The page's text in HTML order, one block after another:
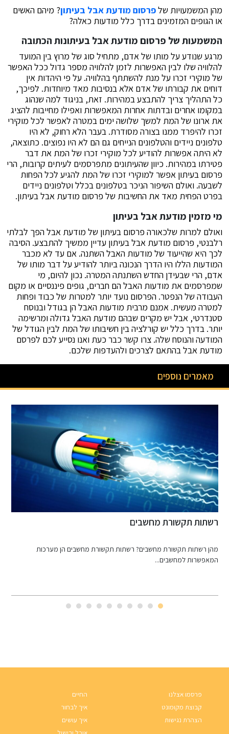
מהן המשמעויות שלפרסום מודעת אבל בעיתון? מיהם האשים
או הגופים המזמינים בדרך כלל מודעות כאלה?
המשמעות של פרסום מודעת אבל בעיתונות הכתובה
מרגע שנודע על מותו של אדם, מתחיל סוג של מרוץ בין המועד
להלוויה שלו לבין האפשרות לזמן להלוויה מספר גדול ככל האפשר
של מוקירי זכרו על מנת להשתתף בהלוויה. על פי היהדות אין
דוחים את קבורתו של אדם אלא בנסיבות מאד מיוחדות. לפיכך,
כל התהליך צריך להתבצע במהירות. זאת, בניגוד למה שנהוג
במקומו אחרים ובדתות אחרות המאפשרות ואפילו מחייבות להציג
את ארונו של המת למשך שלושה ימים במטרה לאפשר לכל מוקירי
זכרו להיפרד ממנו בצורה מסודרת. בעבר הלא רחוק, לא היו
טלפונים ניידים והטלפונים הנייחים גם הם לא היו נפוצים. כתוצאה,
לא היתה אפשרות להודיע לכל מוקירי זכרו של המת את דבר
פטירתו במהירות. כיוון שהעיתונים מתפרסמים לעיתים קרובות, הרי
פרסום בעיתון אפשר למוקירי זכרו של המת להגיע לכל הפחות
לשבעה. ואולם השיפור הניכר בטלפונים בכלל וטלפונים ניידים
בפרט הפחית מאד את החשיבות של פרסום מודעת אבל בעיתון.
מי מזמין מודעת אבל בעיתון
ואולם למרות שלכאורה פרסום בעיתון של מודעת אבל הפך לבלתי
רלבנטי, פרסום מודעת אבל בעיתון עדיין ממשיך להתבצע. הסיבה
לכך היא שהייעוד של מודעות האבל השתנה. אם עד לא מכבר
המודעות הללו היו הדרך הנכונה ביותר להודיע על דבר מותו של
אדם, הרי שבעידן החדש השתנתה המטרה. נכון להיום, מי
שמפרסמים את מודעות האבל הם חברים, גופים פיננסיים או מקום
העבודה של הנפטר. הפרסום נועד יותר למטרות של כבוד ופחות
למטרה מעשית. אמנם מרבית מודעות האבל הן בגודל ובנוסח
סטנדרטי, אבל יש מקרים שבהם מודעת האבל גדולה ומרשימה
יותר. בדרך כלל יש קורלציה בין חשיבותו של המת לבין הגודל של
המודעה והנוסח שלה. צרו קשר כבר כעת ואנו נסייע לכם לפרסם
מודעת אבל בהתאם לצרכים ולהעדפות שלכם.
מאמרים נוספים
רשתות תקשורת מחשבים
מהן רשתות תקשורת מחשבים? רשתות תקשורת מחשבים הן מערכות
המאפשרות למחשבים...
פרסמו אצלנו
קבוצת מקומונט
הצהרת נגישות
החיים
איך לבחור
איך עושים